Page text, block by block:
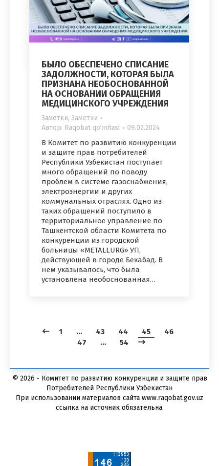
БЫЛО ОБЕСПЕЧЕНО СПИСАНИЕ
ЗАДОЛЖНОСТИ, КОТОРАЯ БЫЛА
ПРИЗНАНА НЕОБОСНОВАННОЙ
НА ОСНОВАНИИ ОБРАЩЕНИЯ
МЕДИЦИНСКОГО УЧРЕЖДЕНИЯ
Заметки, Заметки
Автор: Raqobat qo'mitasi 09.02.2024
В Комитет по развитию конкуренции
и защите прав потребителей
Республики Узбекистан поступает
много обращений по поводу
проблем в системе газоснабжения,
электроэнергии и других
коммунальных отраслях. Одно из
таких обращений поступило в
территориальное управление по
Ташкентской области Комитета по
конкуренции из городской
больницы «METALLURG» УП,
действующей в городе Бекабад. В
нем указывалось, что была
установлена необоснованная…
1 … 43 44 45
46
47
… 54
© 2026 - Комитет по развитию конкуренции и защите прав
Потребителей Республики Узбекистан
При использовании материалов сайта www.raqobat.gov.uz
ссылка на источник обязательна.